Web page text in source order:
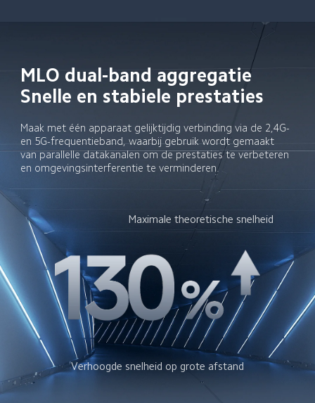
MLO dual-band aggregatie
Snelle en stabiele prestaties
Maak met één apparaat gelijktijdig verbinding via de 2,4G-
en 5G-frequentieband, waarbij gebruik wordt gemaakt
van parallelle datakanalen om de prestaties te verbeteren
en omgevingsinterferentie te verminderen.
Maximale theoretische snelheid
Verhoogde snelheid op grote afstand